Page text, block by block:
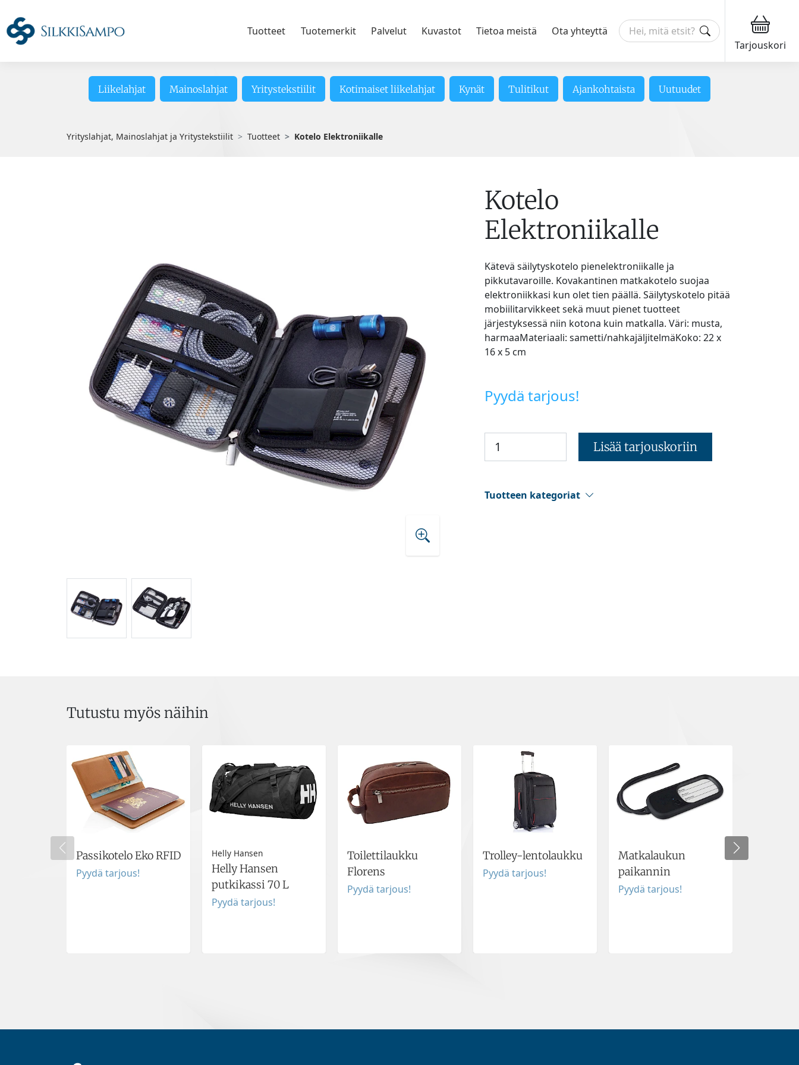
Tuotteet Tuotemerkit Palvelut Kuvastot Tietoa meistä
Ota yhteyttä
Tarjouskori
Liikelahjat Mainoslahjat Yritystekstiilit Kotimaiset liikelahjat Kynät Tulitikut Ajankohtaista Uutuudet
Yrityslahjat, Mainoslahjat ja Yritystekstiilit Tuotteet Kotelo Elektroniikalle
Kotelo
Elektroniikalle
Kätevä säilytyskotelo pienelektroniikalle ja
pikkutavaroille. Kovakantinen matkakotelo suojaa
elektroniikkasi kun olet tien päällä. Säilytyskotelo pitää
mobiilitarvikkeet sekä muut pienet tuotteet
järjestyksessä niin kotona kuin matkalla. Väri: musta,
harmaaMateriaali: sametti/nahkajäljitelmäKoko: 22 x
16 x 5 cm
Pyydä tarjous!
Lisää tarjouskoriin
Tuotteen kategoriat
Tutustu myös näihin
Passikotelo Eko RFID
Pyydä tarjous!
Helly Hansen
Helly Hansen
putkikassi 70 L
Pyydä tarjous!
Toilettilaukku
Florens
Pyydä tarjous!
Trolley-lentolaukku
Pyydä tarjous!
Matkalaukun
paikannin
Pyydä tarjous!